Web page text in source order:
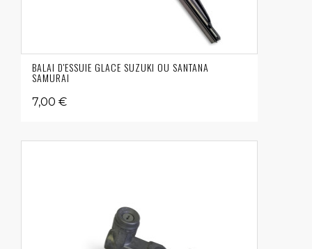
BALAI D'ESSUIE GLACE SUZUKI OU SANTANA
SAMURAI
7,00 €